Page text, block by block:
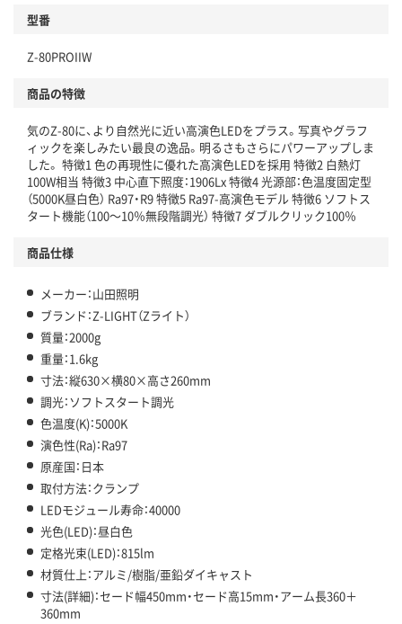
型番
Z-80PROIIW
商品の特徴
気のZ-80に、より自然光に近い高演色LEDをプラス。写真やグラフ
ィックを楽しみたい最良の逸品。明るさもさらにパワーアップしま
した。 特徴1 色の再現性に優れた高演色LEDを採用 特徴2 白熱灯
100W相当 特徴3 中心直下照度：1906Lx 特徴4 光源部：色温度固定型
（5000K昼白色） Ra97・R9 特徴5 Ra97-高演色モデル 特徴6 ソフトス
タート機能（100～10％無段階調光） 特徴7 ダブルクリック100％
商品仕様
メーカー：山田照明
ブランド：Z-LIGHT（Zライト）
質量：2000g
重量：1.6kg
寸法：縦630×横80×高さ260mm
調光：ソフトスタート調光
色温度(K)：5000K
演色性(Ra)：Ra97
原産国：日本
取付方法：クランプ
LEDモジュール寿命：40000
光色(LED)：昼白色
定格光束(LED)：815lm
材質仕上：アルミ/樹脂/亜鉛ダイキャスト
寸法(詳細)：セード幅450mm・セード高15mm・アーム長360＋
360mm